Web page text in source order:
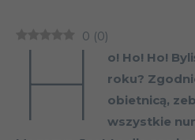
0 (0)
H
o! Ho! Ho!
roku?
obietnicą,
wszystkie